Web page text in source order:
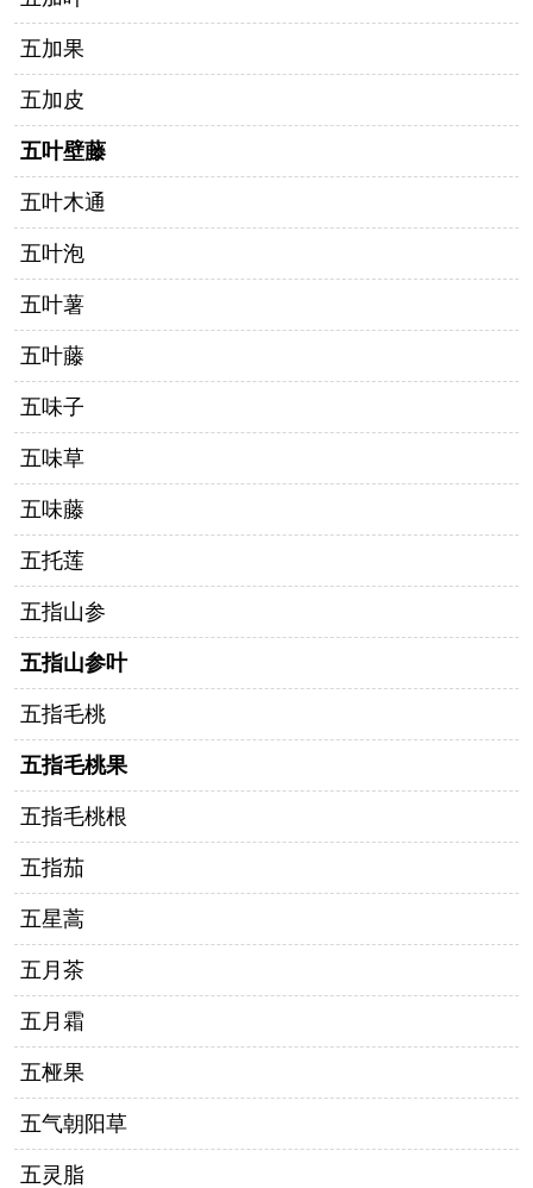
五加果
五加皮
五叶壁藤
五叶木通
五叶泡
五叶薯
五叶藤
五味子
五味草
五味藤
五托莲
五指山参
五指山参叶
五指毛桃
五指毛桃果
五指毛桃根
五指茄
五星蒿
五月茶
五月霜
五桠果
五气朝阳草
五灵脂